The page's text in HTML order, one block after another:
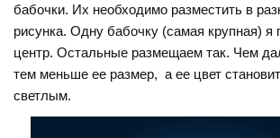
бабочки. Их необходимо разместить в
рисунка. Одну бабочку (самая крупная) я
центр. Остальные размещаем так. Чем
тем меньше ее размер, а ее цвет
светлым.